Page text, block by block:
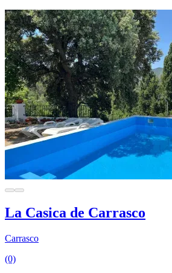
La Casica de Carrasco
Carrasco
(0)